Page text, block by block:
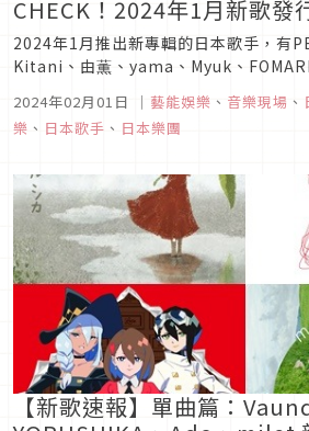
CHECK！2024年1月新歌發
2024年1月推出新專輯的日本歌手，有
Kitani、由薫、yama、Myuk、
品，趕快來看看這次有哪些值得一聽的
2024年02月01日 ｜ 藝能娛樂 、 音樂現場 、
樂 、 日本歌手 、 日本樂團
【新歌速報】單曲篇：